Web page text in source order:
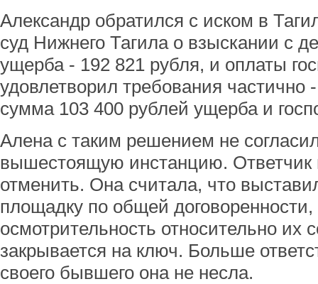
Александр обратился с иском в
суд Нижнего Тагила о взыскании с
ущерба - 192 821 рубля, и оплаты
удовлетворил требования частично
сумма 103 400 рублей ущерба и
Алена с таким решением не
вышестоящую инстанцию. Ответчик
отменить. Она считала, что
площадку по общей
осмотрительность относительно их
закрывается на ключ. Больше
своего бывшего она не несла.